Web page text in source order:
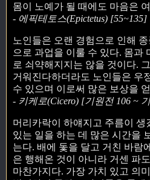
몸이 노예가 될 때에도 마음은
- 에픽테토스(Epictetus) [55~135]
노인들은 오랜 경험으로 인해
으로 과업을 이룰 수 있다. 몸과
로 쇠약해지지는 않을 것이다.
거워진다하더라도 노인들은 우
수 있으며 이로써 많은 보상을
- 키케로(Cicero) [기원전 106 ~
머리카락이 하얘지고 주름이 생
있는 일을 하는 데 많은 시간을
는다. 배에 돛을 달고 거친 바람
은 행해온 것이 아니라 거센 파
마찬가지다. 가장 가치 있고 의